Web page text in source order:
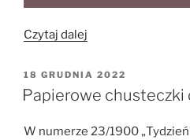
Czytaj dalej
telegraf”
OPUBLIKOWANE
W
18 GRUDNIA 2022
Papierowe chusteczki
W numerze 23/1900